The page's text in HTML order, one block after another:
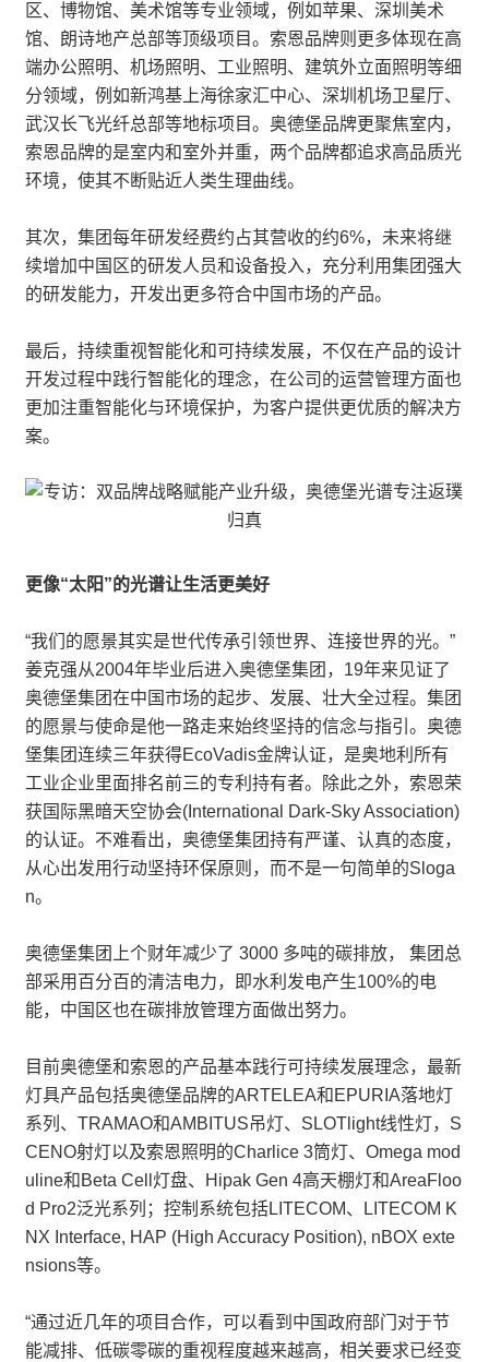
区、博物馆、美术馆等专业领域，例如苹果、深圳美术
馆、朗诗地产总部等顶级项目。索恩品牌则更多体现在高
端办公照明、机场照明、工业照明、建筑外立面照明等细
分领域，例如新鸿基上海徐家汇中心、深圳机场卫星厅、
武汉长飞光纤总部等地标项目。奥德堡品牌更聚焦室内，
索恩品牌的是室内和室外并重，两个品牌都追求高品质光
环境，使其不断贴近人类生理曲线。
其次，集团每年研发经费约占其营收的约6%，未来将继
续增加中国区的研发人员和设备投入，充分利用集团强大
的研发能力，开发出更多符合中国市场的产品。
最后，持续重视智能化和可持续发展，不仅在产品的设计
开发过程中践行智能化的理念，在公司的运营管理方面也
更加注重智能化与环境保护，为客户提供更优质的解决方
案。
更像“太阳”的光谱让生活更美好
“我们的愿景其实是世代传承引领世界、连接世界的光。”
姜克强从2004年毕业后进入奥德堡集团，19年来见证了
奥德堡集团在中国市场的起步、发展、壮大全过程。集团
的愿景与使命是他一路走来始终坚持的信念与指引。奥德
堡集团连续三年获得EcoVadis金牌认证，是奥地利所有
工业企业里面排名前三的专利持有者。除此之外，索恩荣
获国际黑暗天空协会(International Dark-Sky Association)
的认证。不难看出，奥德堡集团持有严谨、认真的态度，
从心出发用行动坚持环保原则，而不是一句简单的Sloga
n。
奥德堡集团上个财年减少了 3000 多吨的碳排放， 集团总
部采用百分百的清洁电力，即水利发电产生100%的电
能，中国区也在碳排放管理方面做出努力。
目前奥德堡和索恩的产品基本践行可持续发展理念，最新
灯具产品包括奥德堡品牌的ARTELEA和EPURIA落地灯
系列、TRAMAO和AMBITUS吊灯、SLOTlight线性灯，S
CENO射灯以及索恩照明的Charlice 3筒灯、Omega mod
uline和Beta Cell灯盘、Hipak Gen 4高天棚灯和AreaFloo
d Pro2泛光系列；控制系统包括LITECOM、LITECOM K
NX Interface, HAP (High Accuracy Position), nBOX exte
nsions等。
“通过近几年的项目合作，可以看到中国政府部门对于节
能减排、低碳零碳的重视程度越来越高，相关要求已经变